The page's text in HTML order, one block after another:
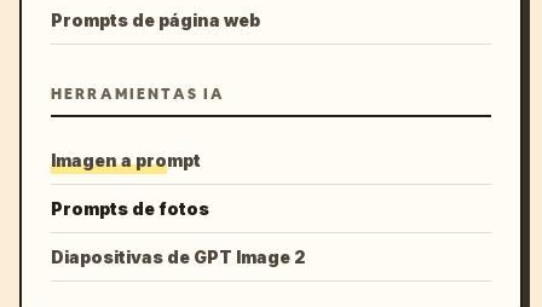
Prompts de página web
HERRAMIENTAS IA
Imagen a prompt
Prompts de fotos
Diapositivas de GPT Image 2